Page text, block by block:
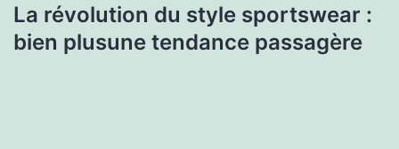
La révolution du style sportswear :
bien plusune tendance passagère